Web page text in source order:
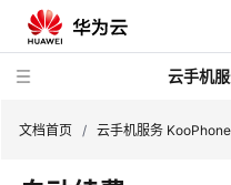
云手机
文档首页 / 云手机服务 KooPhone